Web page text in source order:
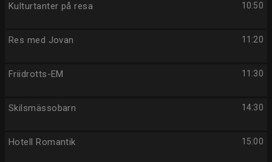
10:50
Kulturtanter på resa
11:20
Res med Jovan
11:30
Friidrotts-EM
14:30
Skilsmässobarn
15:00
Hotell Romantik